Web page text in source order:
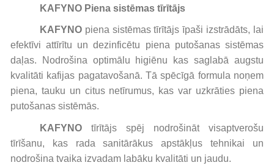
KAFYNO Piena sistēmas tīrītājs
KAFYNOpiena sistēmas tīrītājs īpaši izstrādāts, lai
efektīvi attīrītu un dezinficētu piena putošanas sistēmas
daļas. Nodrošina optimālu higiēnu kas saglabā augstu
kvalitāti kafijas pagatavošanā. Tā spēcīgā formula noņem
piena, tauku un citus netīrumus, kas var uzkrāties piena
putošanas sistēmās.
KAFYNOtīrītājs spēj nodrošināt visaptverošu
tīrīšanu, kas rada sanitārākus apstākļus tehnikai un
nodrošina tvaika izvadam labāku kvalitāti un jaudu.